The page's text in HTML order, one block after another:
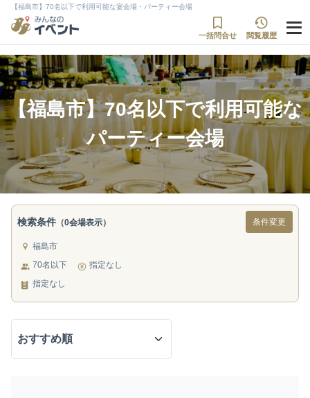
【福島市】70名以下で利用可能な宴会場・パーティー会場
一括問合せ 閲覧履歴
【福島市】70名以下で利用可能な
パーティー会場
検索条件 （0会場表示） 条件変更
福島市
70名以下
指定なし
指定なし